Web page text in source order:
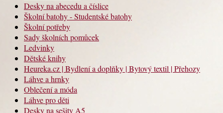
Desky na abecedu a číslice
Školní batohy - Studentské batohy
Školní potřeby
Sady školních pomůcek
Ledvinky
Dětské knihy
Heureka.cz | Bydlení a doplňky | Bytový textil | Přehozy
Láhve a hrnky
Oblečení a móda
Láhve pro děti
Desky na sešity A5